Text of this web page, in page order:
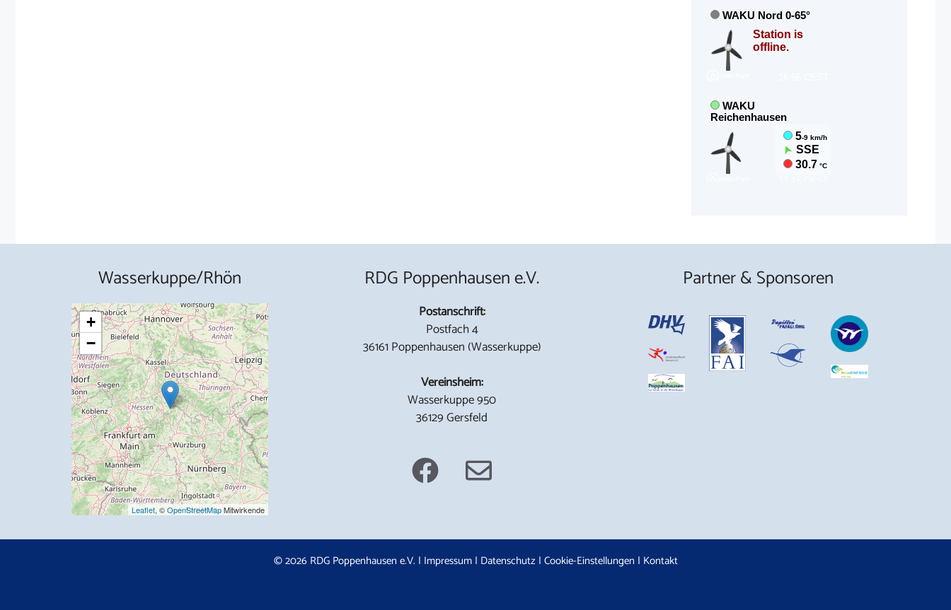
Wasserkuppe/Rhön
+
−
Leaflet, ©OpenStreetMapMitwirkende
RDG Poppenhausen e.V.
Postanschrift:
Postfach 4
36161 Poppenhausen (Wasserkuppe)
Vereinsheim:
Wasserkuppe 950
36129 Gersfeld
Partner & Sponsoren
© 2026 RDG Poppenhausen e.V. | Impressum| Datenschutz | Cookie-Einstellungen | Kontakt